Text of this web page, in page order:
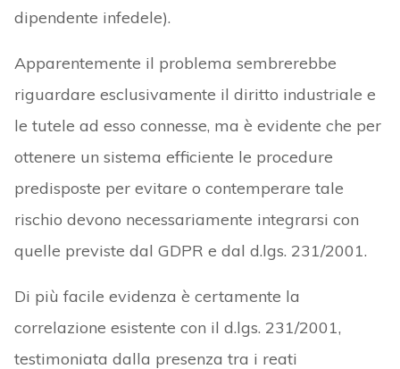
dipendente infedele).
Apparentemente il problema sembrerebbe
riguardare esclusivamente il diritto industriale e
le tutele ad esso connesse, ma è evidente che per
ottenere un sistema efficiente le procedure
predisposte per evitare o contemperare tale
rischio devono necessariamente integrarsi con
quelle previste dal GDPR e dal d.lgs. 231/2001.
Di più facile evidenza è certamente la
correlazione esistente con il d.lgs. 231/2001,
testimoniata dalla presenza tra i reati